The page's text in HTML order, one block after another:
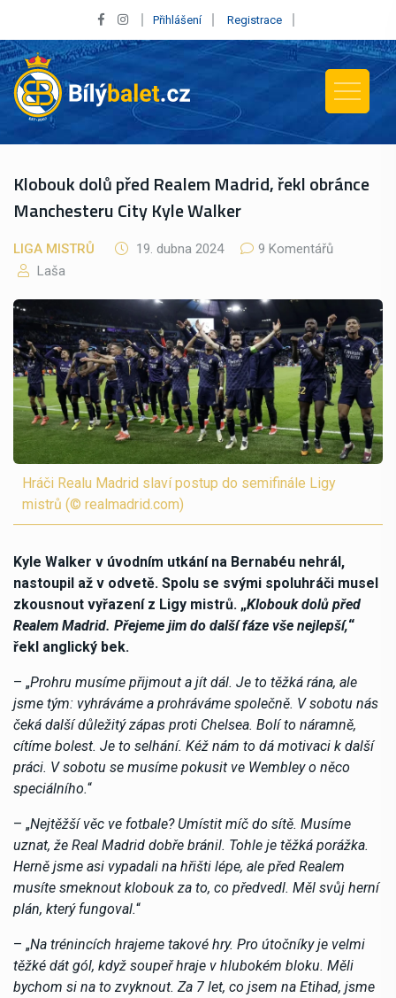
Přihlášení Registrace
Klobouk dolů před Realem Madrid, řekl obránce
Manchesteru City Kyle Walker
LIGA MISTRŮ 19. dubna 2024
9 Komentářů
Laša
Hráči Realu Madrid slaví postup do semifinále Ligy
mistrů (© realmadrid.com)
Kyle Walker v úvodním utkání na Bernabéu nehrál,
nastoupil až v odvetě. Spolu se svými spoluhráči musel
zkousnout vyřazení z Ligy mistrů. „Klobouk dolů před
Realem Madrid. Přejeme jim do další fáze vše nejlepší,“
řekl anglický bek.
– „Prohru musíme přijmout a jít dál. Je to těžká rána, ale
jsme tým: vyhráváme a prohráváme společně. V sobotu nás
čeká další důležitý zápas proti Chelsea. Bolí to náramně,
cítíme bolest. Je to selhání. Kéž nám to dá motivaci k další
práci. V sobotu se musíme pokusit ve Wembley o něco
speciálního.“
– „Nejtěžší věc ve fotbale? Umístit míč do sítě. Musíme
uznat, že Real Madrid dobře bránil. Tohle je těžká porážka.
Herně jsme asi vypadali na hřišti lépe, ale před Realem
musíte smeknout klobouk za to, co předvedl. Měl svůj herní
plán, který fungoval.“
– „Na trénincích hrajeme takové hry. Pro útočníky je velmi
těžké dát gól, když soupeř hraje v hlubokém bloku. Měli
bychom si na to zvyknout. Za 7 let, co jsem na Etihad, jsme